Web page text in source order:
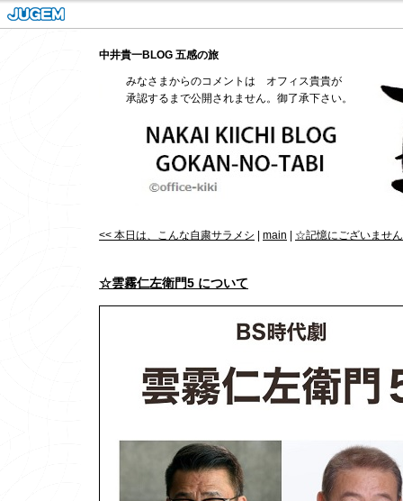
中井貴一BLOG 五感の旅
みなさまからのコメントは オフィス貴貴が
承認するまで公開されません。御了承下さい。
<< 本日は、こんな自粛サラメシ main ☆記憶にございませ
☆雲霧仁左衛門5 について